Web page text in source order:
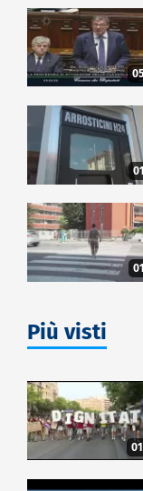
Più visti